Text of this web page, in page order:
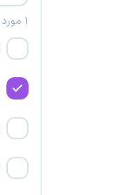
۱ مورد انتخاب شده